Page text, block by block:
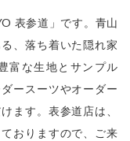
表参道」です。青山
、落ち着いた隠れ家
富な生地とサンプル
ースーツやオーダー
ます。表参道店は、
おりますので、ご来